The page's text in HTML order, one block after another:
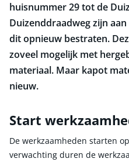
huisnummer 29 tot de
Duizenddraadweg zijn
dit opnieuw bestraten.
zoveel mogelijk met
materiaal. Maar kapot
nieuw.
Start
De werkzaamheden starten
verwachting duren de